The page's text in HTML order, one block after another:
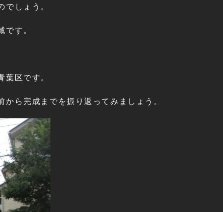
でしょう。
です。
葉区です。
ら完成までを振り返ってみましょう。